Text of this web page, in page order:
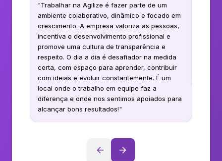
"Trabalhar na Agilize é fazer parte de um
ambiente colaborativo, dinâmico e focado em
crescimento. A empresa valoriza as pessoas,
incentiva o desenvolvimento profissional e
promove uma cultura de transparência e
respeito. O dia a dia é desafiador na medida
certa, com espaço para aprender, contribuir
com ideias e evoluir constantemente. É um
local onde o trabalho em equipe faz a
diferença e onde nos sentimos apoiados para
alcançar bons resultados!"